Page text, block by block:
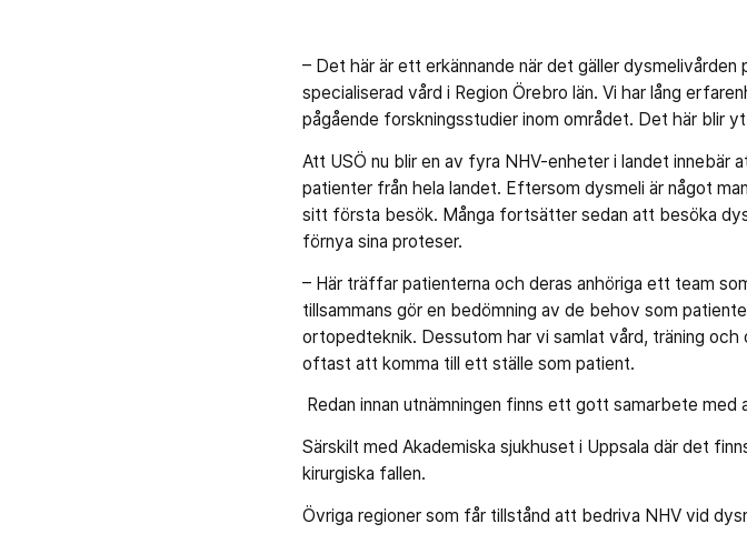
– Det här är ett erkännande när det gäller
specialiserad vård i Region Örebro län. Vi har lång
pågående forskningsstudier inom området. Det här blir
Att USÖ nu blir en av fyra NHV-enheter i landet innebär
patienter från hela landet. Eftersom dysmeli är något
sitt första besök. Många fortsätter sedan att besöka
förnya sina proteser.
– Här träffar patienterna och deras anhöriga ett team
tillsammans gör en bedömning av de behov som
ortopedteknik. Dessutom har vi samlat vård, träning
oftast att komma till ett ställe som patient.
Redan innan utnämningen finns ett gott samarbete med
Särskilt med Akademiska sjukhuset i Uppsala där det
kirurgiska fallen.
Övriga regioner som får tillstånd att bedriva NHV vid